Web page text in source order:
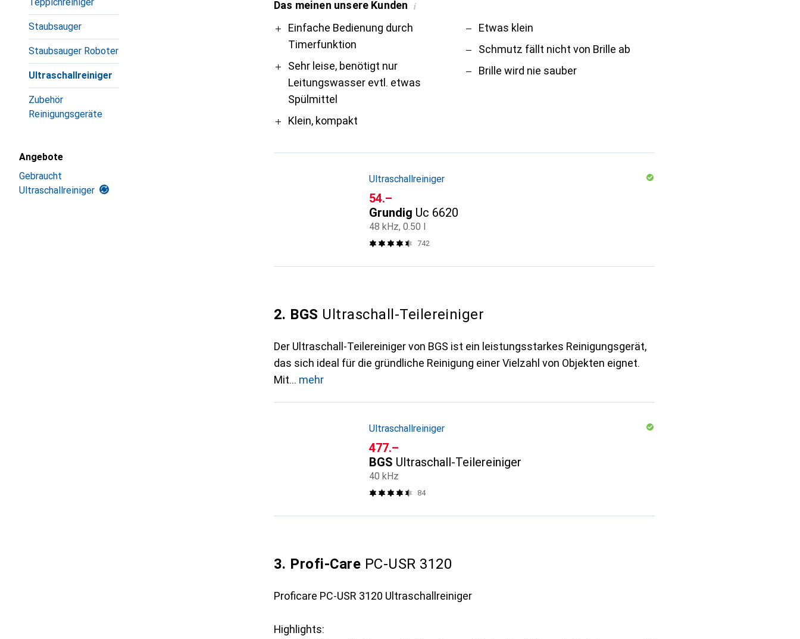
Staubsauger
Staubsauger Roboter
Ultraschallreiniger
Zubehör
Reinigungsgeräte
Angebote
Gebraucht
Ultraschallreiniger
Das meinen unsere Kunden i
ProEinfache Bedienung durch
Timerfunktion
Sehr leise, benötigt nur
Leitungswasser evtl. etwas
Spülmittel
Klein, kompakt
Contra
Etwas klein
Schmutz fällt nicht von Brille ab
Brille wird nie sauber
Ultraschallreiniger
CHF
54.–
Grundig Uc 6620
48 kHz, 0.50 l
742
2. BGS Ultraschall-Teilereiniger
Der Ultraschall-Teilereiniger von BGS ist ein leistungsstarkes Reinigungsgerät,
das sich ideal für die gründliche Reinigung einer Vielzahl von Objekten eignet.
Mit
mehr
Ultraschallreiniger
CHF
477.–
BGS Ultraschall-Teilereiniger
40 kHz
84
3. Profi-Care PC-USR 3120
Proficare PC-USR 3120 Ultraschallreiniger
Highlights: